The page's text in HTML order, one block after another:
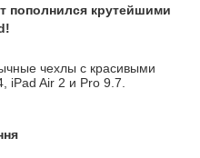
пополнился крутейшими
чехлы с красивыми
iPad Air 2 и Pro 9.7.